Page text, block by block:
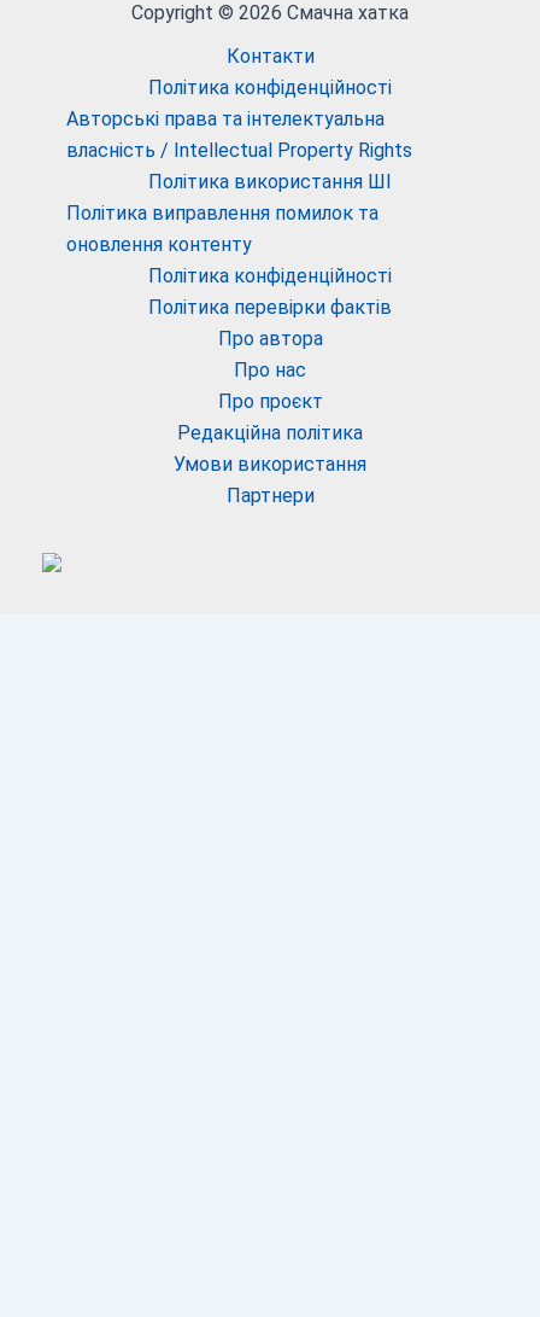
Copyright © 2026 Смачна хатка
Контакти
Політика конфіденційності
Авторські права та інтелектуальна
власність / Intellectual Property Rights
Політика використання ШІ
Політика виправлення помилок та
оновлення контенту
Політика конфіденційності
Політика перевірки фактів
Про автора
Про нас
Про проєкт
Редакційна політика
Умови використання
Партнери